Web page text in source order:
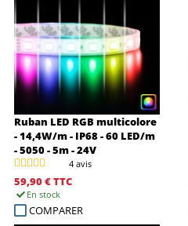
Ruban LED RGB multicolore
- 14,4W/m - IP68 - 60 LED/m
- 5050 - 5m - 24V
4 avis
59,90 €TTC
En stock
COMPARER